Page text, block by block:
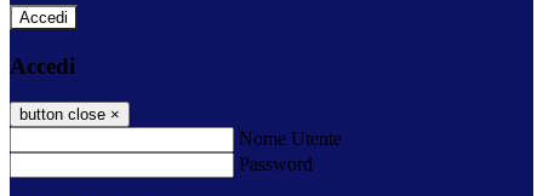
Accedi
Accedi
button close ×
Nome Utente
Password